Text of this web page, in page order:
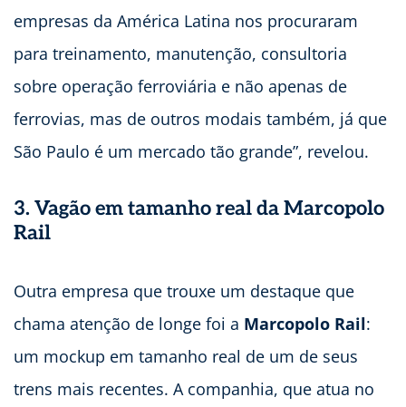
empresas da América Latina nos procuraram
para treinamento, manutenção, consultoria
sobre operação ferroviária e não apenas de
ferrovias, mas de outros modais também, já que
São Paulo é um mercado tão grande”, revelou.
3. Vagão em tamanho real da Marcopolo
Rail
Outra empresa que trouxe um destaque que
chama atenção de longe foi a Marcopolo Rail:
um mockup em tamanho real de um de seus
trens mais recentes. A companhia, que atua no